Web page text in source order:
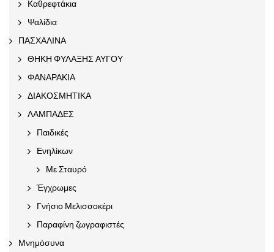
Καθρεφτάκια
Ψαλίδια
ΠΑΣΧΑΛΙΝΑ
ΘΗΚΗ ΦΥΛΑΞΗΣ ΑΥΓΟΥ
ΦΑΝΑΡΑΚΙΑ
ΔΙΑΚΟΣΜΗΤΙΚΑ
ΛΑΜΠΑΔΕΣ
Παιδικές
Ενηλίκων
Με Σταυρό
Έγχρωμες
Γνήσιο Μελισσοκέρι
Παραφίνη ζωγραφιστές
Μνημόσυνα